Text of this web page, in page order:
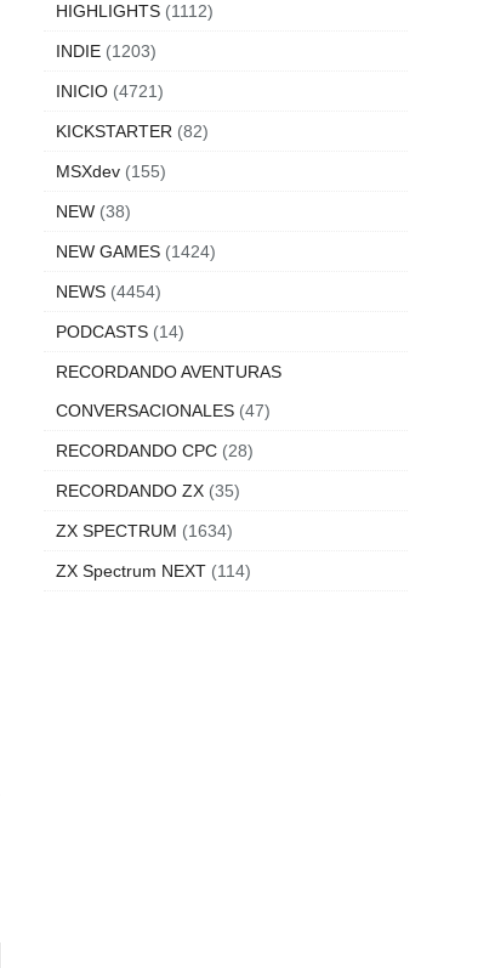
HIGHLIGHTS (1112)
INDIE (1203)
INICIO (4721)
KICKSTARTER (82)
MSXdev (155)
NEW (38)
NEW GAMES (1424)
NEWS (4454)
PODCASTS (14)
RECORDANDO AVENTURAS
CONVERSACIONALES (47)
RECORDANDO CPC (28)
RECORDANDO ZX (35)
ZX SPECTRUM (1634)
ZX Spectrum NEXT (114)